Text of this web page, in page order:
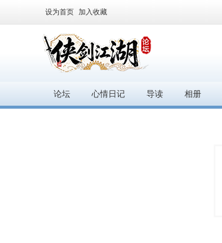
设为首页 加入收藏
论坛 心情日记 导读 相册